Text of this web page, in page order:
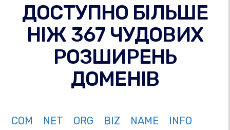
ДОСТУПНО БІЛЬШЕ
НІЖ 367 ЧУДОВИХ
РОЗШИРЕНЬ
ДОМЕНІВ
COM NET ORG BIZ NAME
INFO